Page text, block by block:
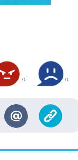
0 0